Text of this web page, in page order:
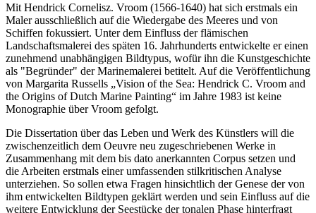
Mit Hendrick Cornelisz. Vroom (1566-1640) hat sich erstmals ein
Maler ausschließlich auf die Wiedergabe des Meeres und von
Schiffen fokussiert. Unter dem Einfluss der flämischen
Landschaftsmalerei des späten 16. Jahrhunderts entwickelte er einen
zunehmend unabhängigen Bildtypus, wofür ihn die Kunstgeschichte
als "Begründer" der Marinemalerei betitelt. Auf die Veröffentlichung
von Margarita Russells „Vision of the Sea: Hendrick C. Vroom and
the Origins of Dutch Marine Painting“ im Jahre 1983 ist keine
Monographie über Vroom gefolgt.
Die Dissertation über das Leben und Werk des Künstlers will die
zwischenzeitlich dem Oeuvre neu zugeschriebenen Werke in
Zusammenhang mit dem bis dato anerkannten Corpus setzen und
die Arbeiten erstmals einer umfassenden stilkritischen Analyse
unterziehen. So sollen etwa Fragen hinsichtlich der Genese der von
ihm entwickelten Bildtypen geklärt werden und sein Einfluss auf die
weitere Entwicklung der Seestücke der tonalen Phase hinterfragt